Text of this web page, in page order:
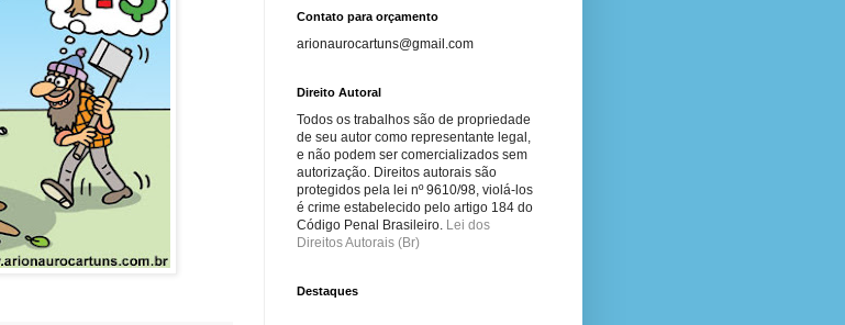
Contato para orçamento
arionaurocartuns@gmail.com
Direito Autoral
Todos os trabalhos são de propriedade
de seu autor como representante legal,
e não podem ser comercializados sem
autorização. Direitos autorais são
protegidos pela lei nº 9610/98, violá-los
é crime estabelecido pelo artigo 184 do
Código Penal Brasileiro. Lei dos
Direitos Autorais (Br)
Destaques